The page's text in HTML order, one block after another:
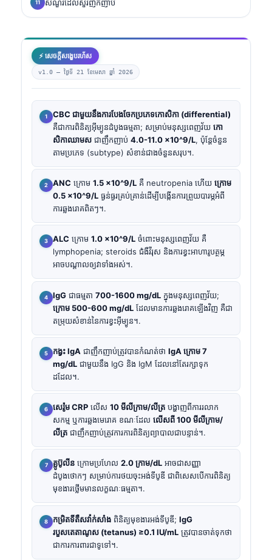
សំណួរដែលសួរញឹកញាប់
⚡ សេចក្តីសង្ខេបរហ័ស
v1.0 — ថ្ងៃទី 21 ខែមេសា ឆ្នាំ 2026
CBC ជាមួយនឹងការបែងចែកប្រភេទកោសិកា (differential)
គឺជាការពិនិត្យអ៊ីម្យូនដំបូងធម្មតា; សម្រាប់មនុស្សពេញវ័យ កោ
សិកាឈាមស ជាញឹកញាប់ 4.0-11.0 ×10^9/L, ប៉ុន្តែចំនួន
តាមប្រភេទ (subtype) សំខាន់ជាងចំនួនសរុប។.
ANC ក្រោម 1.5 ×10^9/L គឺ neutropenia ហើយ ក្រោម
0.5 ×10^9/L ធ្ងន់ធ្ងរគ្រប់គ្រាន់ដើម្បីបង្កើនការព្រួយបារម្ភអំពី
ការឆ្លងរោគពិតៗ។.
ALC ក្រោម 1.0 ×10^9/L ចំពោះមនុស្សពេញវ័យ គឺ
lymphopenia; steroids ជំងឺវីរុស និងការខ្វះអាហារូបត្ថម្ភ
អាចបណ្តាលឲ្យវាទាំងអស់។.
IgG ជាធម្មតា 700-1600 mg/dL ក្នុងមនុស្សពេញវ័យ;
ក្រោម 500-600 mg/dL ដែលមានការឆ្លងរោគឡើងវិញ គឺជា
តម្រុយសំខាន់នៃការខ្វះអ៊ីម្យូន។.
កង្វះ IgA ជាញឹកញាប់ត្រូវបានកំណត់ថា IgA ក្រោម 7
mg/dL ជាមួយនឹង IgG និង IgM ដែលនៅតែរក្សាទុក
ដដែល។.
សេរ៉ូម CRP លើស 10 មីលីក្រាម/លីត្រ បង្ហាញពីការរលាក
សកម្ម ឬការឆ្លងមេរោគ ខណៈដែល លើសពី 100 មីលីក្រាម/
លីត្រ ជាញឹកញាប់ត្រូវការការពិនិត្យព្យាបាលជាបន្ទាន់។.
គ្លូប៊ូលីន ក្រោមប្រហែល 2.0 ក្រាម/dL អាចជាសញ្ញា
ដំបូងថោកៗ សម្រាប់ការថយចុះអង់ទីបូឌី ជាពិសេសបើការពិនិត្យ
មុខងារថ្លើមមានលក្ខណៈធម្មតា។.
កម្រិតទីតឺសវ៉ាក់សាំង ពិនិត្យមុខងារអង់ទីបូឌី; IgG
របួសតេតាណូស (tetanus) ≥0.1 IU/mL ត្រូវបានចាត់ទុកថា
ជាការការពារជាទូទៅ។.